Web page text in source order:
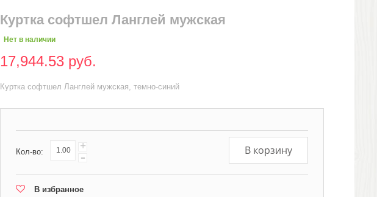
Куртка софтшел Ланглей мужская
Нет в наличии
17,944.53 руб.
Куртка софтшел Ланглей мужская, темно-синий
Кол-во: +
- В корзину
В избранное